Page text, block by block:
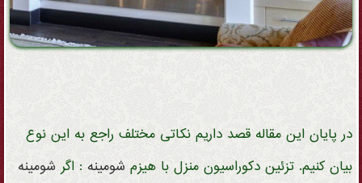
در پایان این مقاله قصد داریم نکاتی مختلف راجع به این نوع
بیان کنیم. تزئین دکوراسیون منزل با هیزم شومینه : اگرشومینه